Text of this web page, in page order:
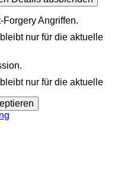
Angriffen.
nur für die aktuelle
nur für die aktuelle